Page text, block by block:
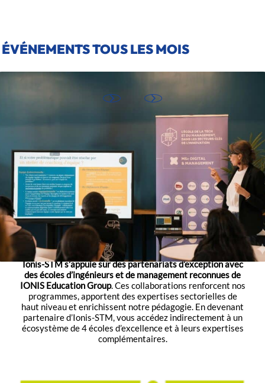
ÉVÉNEMENTS TOUS LES MOIS
Design Thinking & Nerosciences x Peugeot Citroën
UN RÉSEAU D’ÉCOLES
D’EXCELLENCE AU SERVICE DE NOS
FORMATIONS
Ionis-STM s’appuie sur des partenariats d’exception avec
des écoles d’ingénieurs et de management reconnues de
IONIS Education Group. Ces collaborations renforcent nos
programmes, apportent des expertises sectorielles de
haut niveau et enrichissent notre pédagogie. En devenant
partenaire d’Ionis-STM, vous accédez indirectement à un
écosystème de 4 écoles d’excellence et à leurs expertises
complémentaires.